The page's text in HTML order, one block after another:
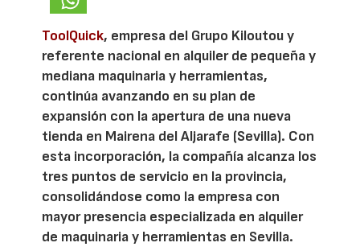
ToolQuick, empresa del Grupo Kiloutou y
referente nacional en alquiler de pequeña y
mediana maquinaria y herramientas,
continúa avanzando en su plan de
expansión con la apertura de una nueva
tienda en Mairena del Aljarafe (Sevilla). Con
esta incorporación, la compañía alcanza los
tres puntos de servicio en la provincia,
consolidándose como la empresa con
mayor presencia especializada en alquiler
de maquinaria y herramientas en Sevilla.